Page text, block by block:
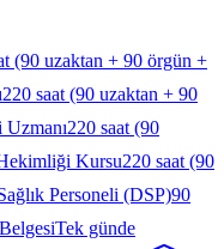
(90 uzaktan + 90 örgün +
220 saat (90 uzaktan + 90
Uzmanı220 saat (90
Kursu220 saat (90
Personeli (DSP)90
Tek günde